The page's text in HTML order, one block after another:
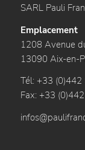
SARL Pauli
Emplacement
1208 Avenue
13090 Aix-en-
Tél: +33
Fax: +33